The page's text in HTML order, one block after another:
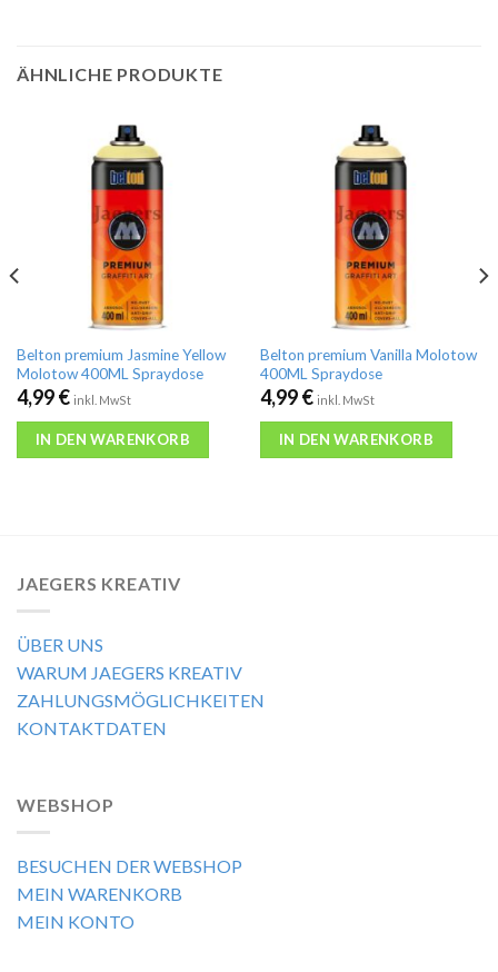
ÄHNLICHE PRODUKTE
Belton premium Jasmine Yellow
Molotow 400ML Spraydose
4,99€ inkl. MwSt
IN DEN WARENKORB
Belton premium Vanilla Molotow
400ML Spraydose
4,99€ inkl. MwSt
IN DEN WARENKORB
JAEGERS KREATIV
ÜBER UNS
WARUM JAEGERS KREATIV
ZAHLUNGSMÖGLICHKEITEN
KONTAKTDATEN
WEBSHOP
BESUCHEN DER WEBSHOP
MEIN WARENKORB
MEIN KONTO